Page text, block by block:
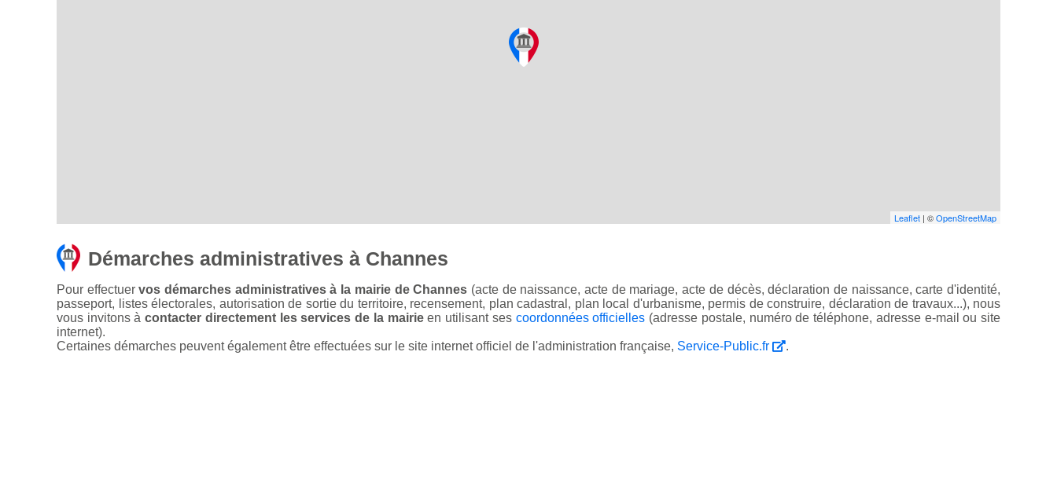
Leaflet | ©OpenStreetMap
Démarches administratives à Channes
Pour effectuervos démarches administratives à la mairie de Channes (acte de naissance, acte de mariage, acte de décès, déclaration de naissance, carte d'identité,
passeport, listes électorales, autorisation de sortie du territoire, recensement, plan cadastral, plan local d'urbanisme, permis de construire, déclaration de travaux...), nous
vous invitons àcontacter directement les services de la mairieen utilisant ses coordonnées officielles (adresse postale, numéro de téléphone, adresse e-mail ou site
internet).
Certaines démarches peuvent également être effectuées sur le site internet officiel de l'administration française, Service-Public.fr .